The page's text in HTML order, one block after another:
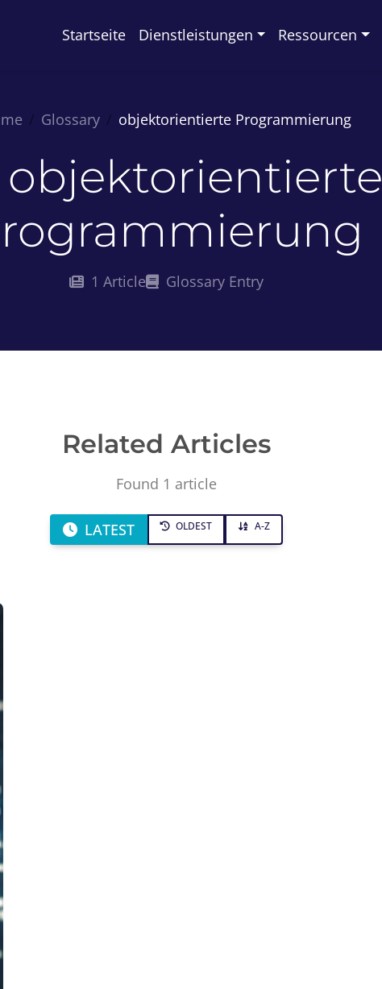
Startseite Dienstleistungen Ressourcen
Glossary objektorientierte Programmierung
objektorientierte
1 Article Glossary Entry
Related Articles
Found 1 article
LATEST OLDEST A-Z